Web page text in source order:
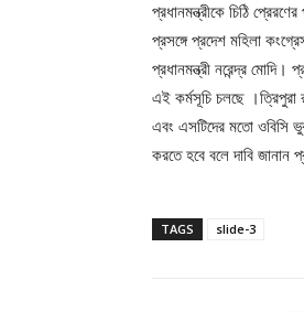
প্রধানমন্ত্রীকে চিঠি
প্রসঙ্গে প্রদেশ মহিলা
প্রধানমন্ত্রী নরেন্দ্র মোদি।
এই কর্মসূচি চলছে
এবং এসটিদের মতো ওবিসি
করতে হবে বলে দাবি জানান
TAGS slide-3